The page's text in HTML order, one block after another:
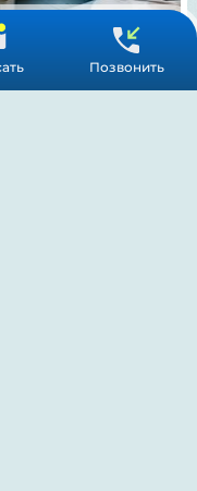
Позвонить